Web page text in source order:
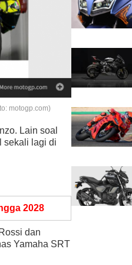
motogp.com)
Lain soal
sekali lagi di
2028
dan
Yamaha SRT